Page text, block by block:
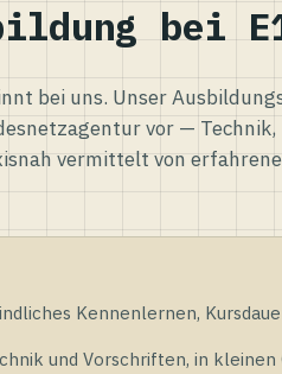
bei
bei uns. Unser
vor — Technik,
vermittelt von
Kennenlernen,
und Vorschriften, in kleinen